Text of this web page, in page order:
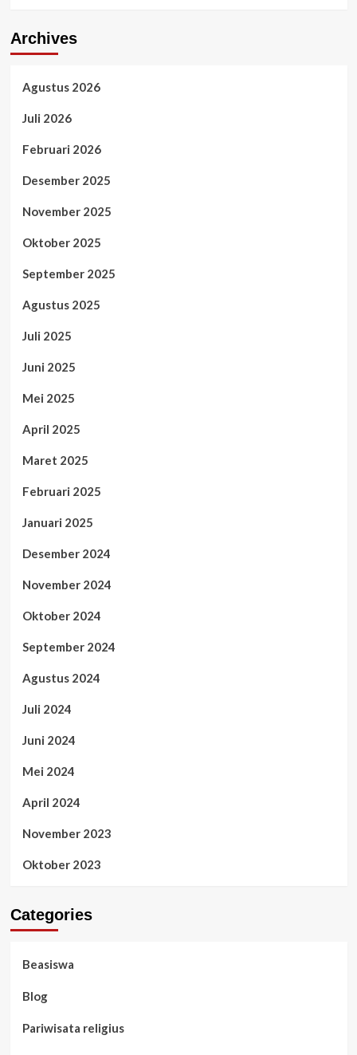
Archives
Agustus 2026
Juli 2026
Februari 2026
Desember 2025
November 2025
Oktober 2025
September 2025
Agustus 2025
Juli 2025
Juni 2025
Mei 2025
April 2025
Maret 2025
Februari 2025
Januari 2025
Desember 2024
November 2024
Oktober 2024
September 2024
Agustus 2024
Juli 2024
Juni 2024
Mei 2024
April 2024
November 2023
Oktober 2023
Categories
Beasiswa
Blog
Pariwisata religius